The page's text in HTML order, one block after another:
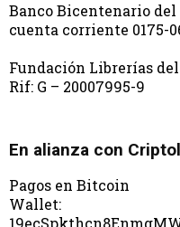
Banco Bicentenario del
cuenta corriente 0175-
Fundación Librerías
Rif: G – 20007995-9
En alianza con
Pagos en Bitcoin
Wallet: